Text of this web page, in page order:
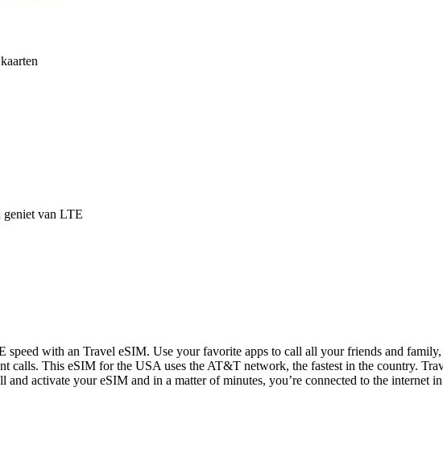
van LTE
speed with an Travel eSIM. Use your favorite apps to call all your friends and
calls. This eSIM for the USA uses the AT&T network, the fastest in the country.
activate your eSIM and in a matter of minutes, you’re connected to the internet